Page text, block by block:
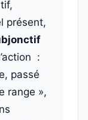
présent,
:
passé
range »,